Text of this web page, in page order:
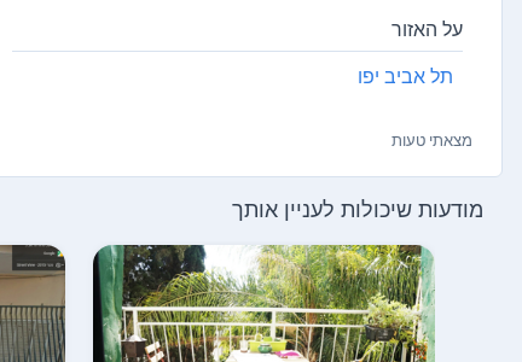
על האזור
תל אביב יפו
מצאתי טעות
מודעות שיכולות לעניין אותך